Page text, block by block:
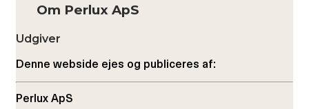
Om Perlux ApS
Udgiver
Denne webside ejes og publiceres af:
Perlux ApS